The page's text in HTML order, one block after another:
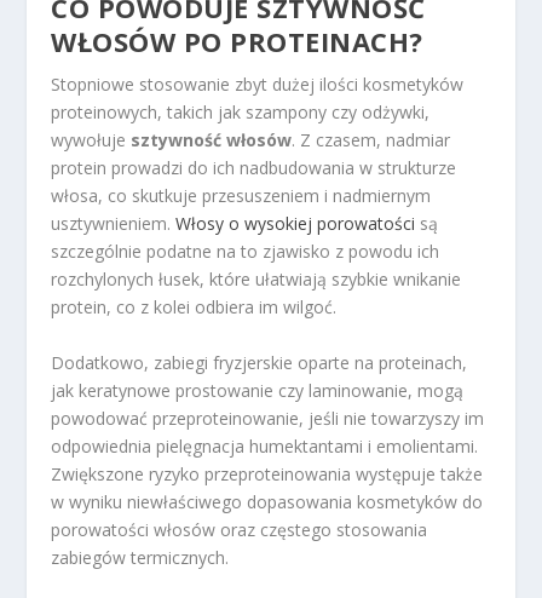
CO POWODUJE SZTYWNOŚĆ
WŁOSÓW PO PROTEINACH?
Stopniowe stosowanie zbyt dużej ilości kosmetyków
proteinowych, takich jak szampony czy odżywki,
wywołuje sztywność włosów. Z czasem, nadmiar
protein prowadzi do ich nadbudowania w strukturze
włosa, co skutkuje przesuszeniem i nadmiernym
usztywnieniem.Włosy o wysokiej porowatości są
szczególnie podatne na to zjawisko z powodu ich
rozchylonych łusek, które ułatwiają szybkie wnikanie
protein, co z kolei odbiera im wilgoć.
Dodatkowo, zabiegi fryzjerskie oparte na proteinach,
jak keratynowe prostowanie czy laminowanie, mogą
powodować przeproteinowanie, jeśli nie towarzyszy im
odpowiednia pielęgnacja humektantami i emolientami.
Zwiększone ryzyko przeproteinowania występuje także
w wyniku niewłaściwego dopasowania kosmetyków do
porowatości włosów oraz częstego stosowania
zabiegów termicznych.